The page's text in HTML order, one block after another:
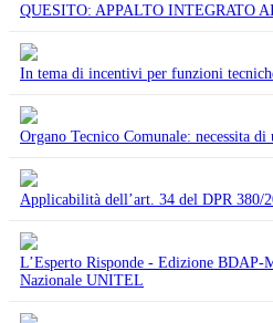
QUESITO: APPALTO INTEGRATO
In tema di incentivi per funzioni
Organo Tecnico Comunale: necessita di
Applicabilità dell’art. 34 del DPR 380/
L’Esperto Risponde - Edizione BDAP-
Nazionale UNITEL